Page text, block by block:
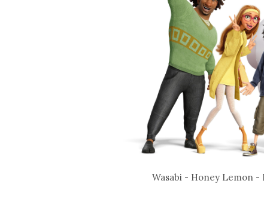
Wasabi - Honey Lemon